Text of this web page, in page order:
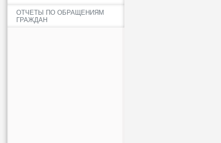
ОТЧЕТЫ ПО ОБРАЩЕНИЯМ
ГРАЖДАН